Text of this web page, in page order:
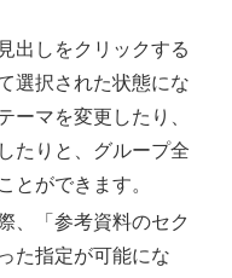
出しをクリックする
選択された状態にな
ーマを変更したり、
たりと、グループ全
とができます。
、「参考資料のセク
た指定が可能にな